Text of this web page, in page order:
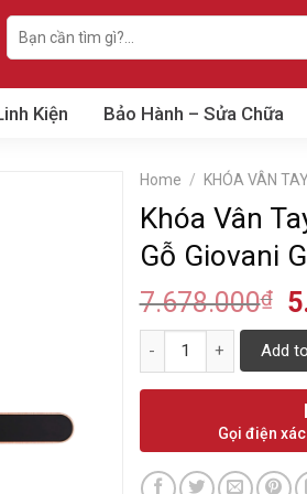
Search
for:
Kiện Bảo Hành – Sửa Chữa
Home / KHÓA VÂN TAY
Khóa Vân
Gỗ Giovani
7.678.000₫
Quantity Add
Gọi điện